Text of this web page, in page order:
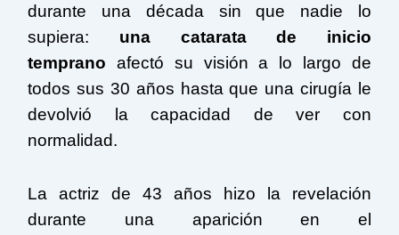
durante una década sin que nadie lo
supiera: una catarata de inicio
temprano afectó su visión a lo largo de
todos sus 30 años hasta que una cirugía le
devolvió la capacidad de ver con
normalidad.
La actriz de 43 años hizo la revelación
durante una aparición en el